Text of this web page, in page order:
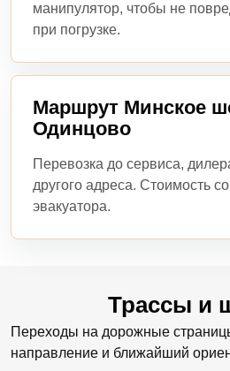
манипулятор, чтобы не
при погрузке.
Маршрут Минское
Одинцово
Перевозка до сервиса,
другого адреса. Стоимость
эвакуатора.
Трассы и
Переходы на дорожные
направление и ближайший